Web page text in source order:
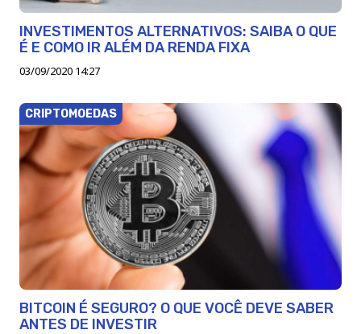
INVESTIMENTOS ALTERNATIVOS: SAIBA O QUE
É E COMO IR ALÉM DA RENDA FIXA
03/09/2020 14:27
CRIPTOMOEDAS
BITCOIN É SEGURO? O QUE VOCÊ DEVE SABER
ANTES DE INVESTIR